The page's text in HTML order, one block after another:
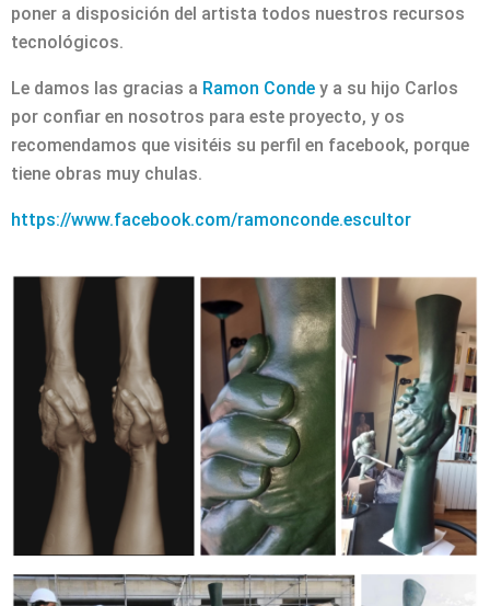
poner a disposición del artista todos nuestros recursos
tecnológicos.
Le damos las gracias a Ramon Conde y a su hijo Carlos
por confiar en nosotros para este proyecto, y os
recomendamos que visitéis su perfil en facebook, porque
tiene obras muy chulas.
https://www.facebook.com/ramonconde.escultor